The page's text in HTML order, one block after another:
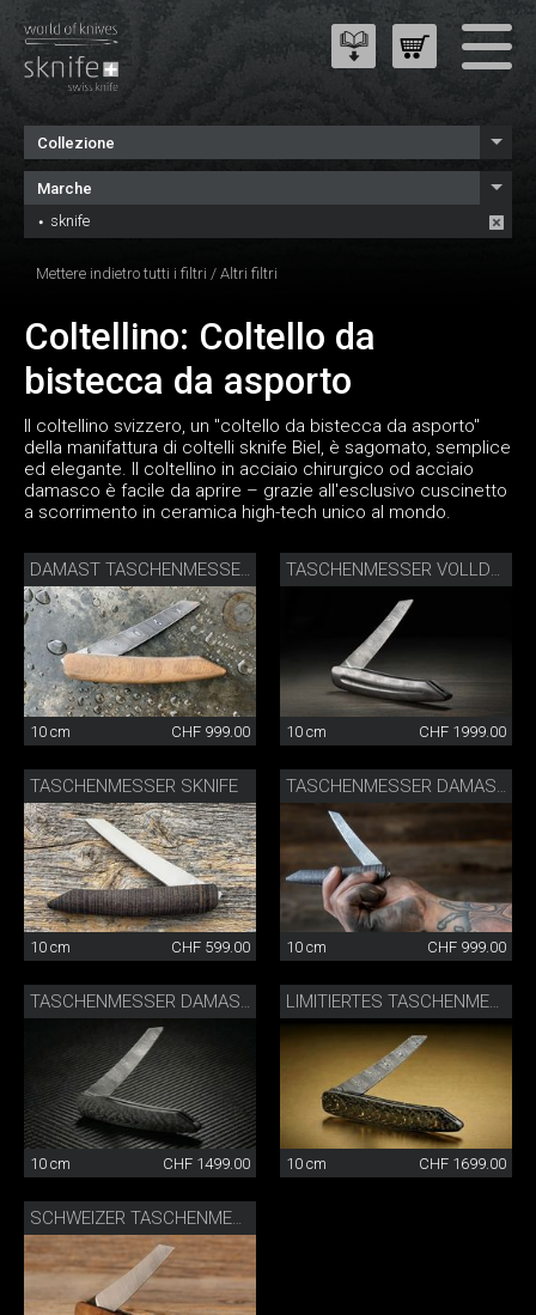
Collezione
Marche
sknife
Mettere indietro tutti i filtri / Altri filtri
Coltellino: Coltello da
bistecca da asporto
Il coltellino svizzero, un "coltello da bistecca da asporto"
della manifattura di coltelli sknife Biel, è sagomato, semplice
ed elegante. Il coltellino in acciaio chirurgico od acciaio
damasco è facile da aprire – grazie all'esclusivo cuscinetto
a scorrimento in ceramica high-tech unico al mondo.
DAMAST TASCHENMESSER
10 cm CHF 999.00
TASCHENMESSER VOLLDAMAST
10 cm CHF 1999.00
TASCHENMESSER SKNIFE
10 cm CHF 599.00 10 cm CHF 999.00
TASCHENMESSER DAMAST CARBON
10 cm CHF 1499.00
LIMITIERTES TASCHENMESSER DAMAST CARBON/GOLD
10 cm CHF 1699.00